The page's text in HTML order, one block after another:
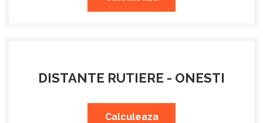
DISTANTE RUTIERE - ONESTI
Calculeaza